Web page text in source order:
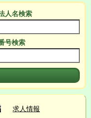
人名検索
号検索
求人情報